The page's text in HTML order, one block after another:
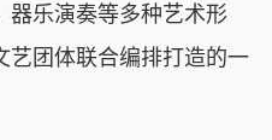
器乐演奏等多种艺术形
艺团体联合编排打造的一